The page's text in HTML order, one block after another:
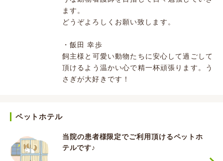
ます。
どうぞよろしくお願い致します。
・飯田 幸歩
飼主様と可愛い動物たちに安心して過ごして
頂けるよう温かい心で精一杯頑張ります。う
さぎが大好きです！
ペットホテル
当院の患者様限定でご利用頂けるペットホ
テルです♪